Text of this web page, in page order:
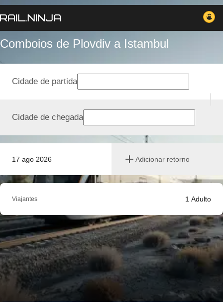
Comboios de Plovdiv a Istambul
17 ago 2026 Adicionar retorno
Cidade de partida
Cidade de chegada
Viajantes 1 Adulto